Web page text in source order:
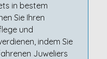
in bestem
Sie Ihren
und
indem Sie
Juweliers